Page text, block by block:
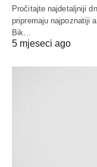
Pročitajte najdetaljniji
pripremaju najpoznatiji
Bik…
5 mjeseci ago